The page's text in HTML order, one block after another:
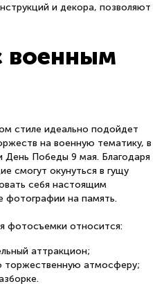
и декора, позволяют
военным
стиле идеально подойдет
на военную тематику, в
День Победы 9 мая. Благодаря
смогут окунуться в гущу
себя настоящим
фотографии на память.
фотосъемки относится:
аттракцион;
атмосферу;